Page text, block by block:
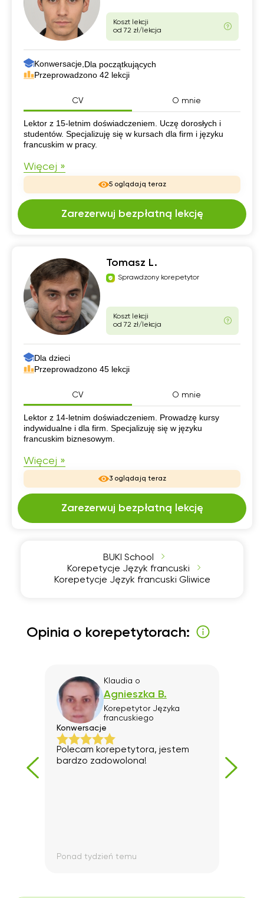
Koszt lekcji
od 72 zł/lekcja
Konwersacje, Dla początkujących
Przeprowadzono 42 lekcji
CV O mnie
CV
Lektor z 15-letnim doświadczeniem. Uczę dorosłych i
studentów. Specjalizuję się w kursach dla firm i języku
francuskim w pracy.
Więcej »
5 oglądają teraz
Zarezerwuj bezpłatną lekcję
Tomasz L.
Sprawdzony korepetytor
Koszt lekcji
od 72 zł/lekcja
Dla dzieci
Przeprowadzono 45 lekcji
CV O mnie
CV
Lektor z 14-letnim doświadczeniem. Prowadzę kursy
indywidualne i dla firm. Specjalizuję się w języku
francuskim biznesowym.
Więcej »
3 oglądają teraz
Zarezerwuj bezpłatną lekcję
BUKI School
Korepetycje Język francuski
Korepetycje Język francuski Gliwice
Opinia o korepetytorach:
Klaudia o
Agnieszka B.
Korepetytor Języka
francuskiego
Konwersacje
Polecam korepetytora, jestem
bardzo zadowolona!
Ponad tydzień temu